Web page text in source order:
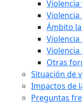
Violencia
Ámbito
Otras
Situación de
Impactos de
Preguntas